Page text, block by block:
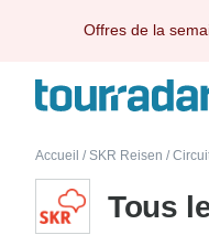
Offres de la
Accueil / SKR Reisen /
Tous